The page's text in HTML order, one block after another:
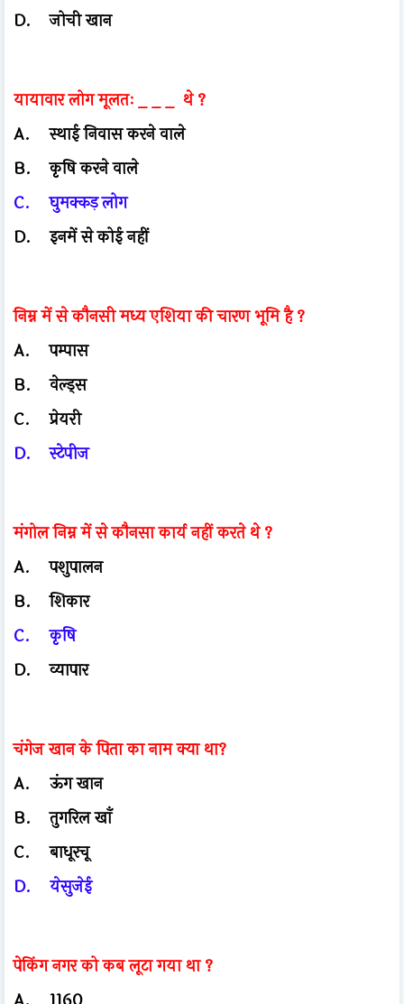
D.
जोची खान
यायावार लोग मूलतः _ _ _ थे ?
A.
स्थाई निवास करने वाले
B.
कृषि करने वाले
C.
घुमक्कड़ लोग
D.
इनमें से कोई नहीं
निम्न में से कौनसी मध्य एशिया की चारण भूमि है ?
A.
पम्पास
B.
वेल्ड्स
C.
प्रेयरी
D.
स्टेपीज
मंगोल निम्न में से कौनसा कार्य नहीं करते थे ?
A.
पशुपालन
B.
शिकार
C.
कृषि
D.
व्यापार
चंगेज खान के पिता का नाम क्या था?
A.
ऊंग खान
B.
तुगरिल खाँ
C.
बाधूरचू
D.
येसुजेई
पेकिंग नगर को कब लूटा गया था ?